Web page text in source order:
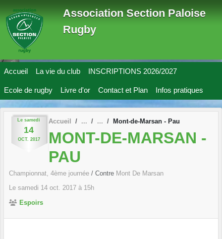
Association Section Paloise
Rugby
Accueil La vie du club INSCRIPTIONS 2026/2027
Ecole de rugby Livre d'or Contact et Plan Infos pratiques
Le samedi
14
OCT. 2017
Accueil Mont-de-Marsan - Pau
MONT-DE-MARSAN -
PAU
Championnat, 4ème journée / Contre Mont De Marsan
Le samedi 14 oct. 2017 à 15h
Espoirs